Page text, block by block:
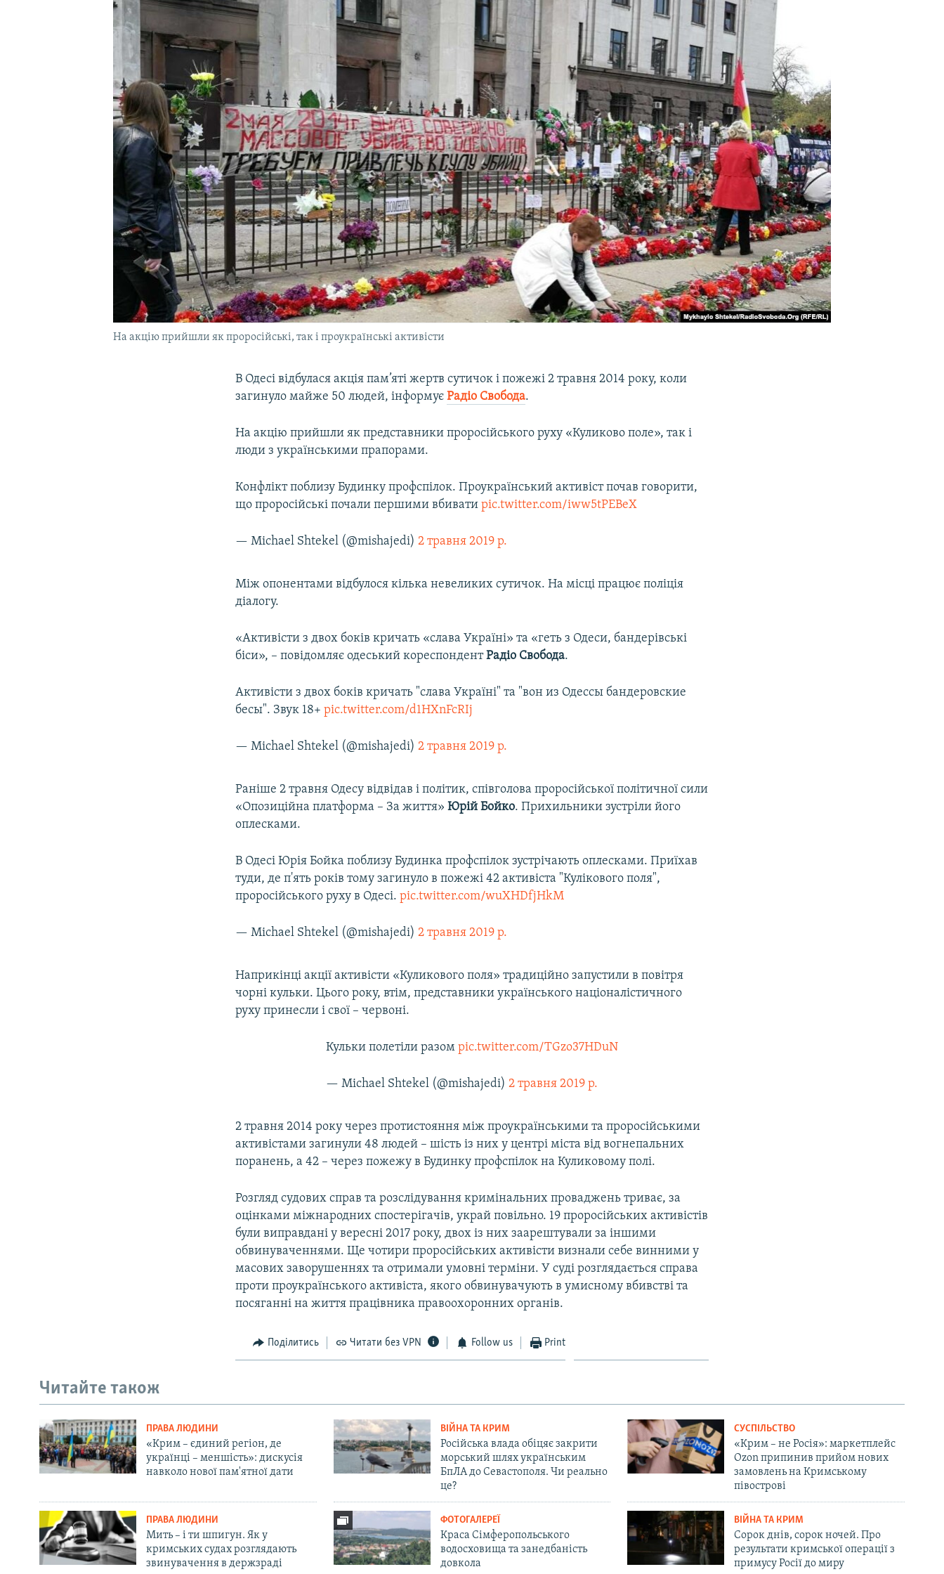
УКРАЇНСЬКА ПРОБЛЕМА КРИМУ
На акцію прийшли як проросійські, так і проукраїнські активісти
В Одесі відбулася акція пам’яті жертв сутичок і пожежі 2 травня 2014 року, коли
загинуло майже 50 людей, інформуєРадіо Свобода.
На акцію прийшли як представники проросійського руху «Куликово поле», так і
люди з українськими прапорами.
Конфлікт поблизу Будинку профспілок. Проукраїнський активіст почав говорити,
що проросійські почали першими вбиватиpic.twitter.com/iww5tPEBeX
— Michael Shtekel (@mishajedi)2 травня 2019 р.
Між опонентами відбулося кілька невеликих сутичок. На місці працює поліція
діалогу.
«Активісти з двох боків кричать «слава Україні» та «геть з Одеси, бандерівські
біси», – повідомляє одеський кореспондентРадіо Свобода.
Активісти з двох боків кричать "слава Україні" та "вон из Одессы бандеровские
бесы". Звук 18+pic.twitter.com/d1HXnFcRIj
— Michael Shtekel (@mishajedi)2 травня 2019 р.
Раніше 2 травня Одесу відвідав і політик, співголова проросійської політичної сили
«Опозиційна платформа – За життя»Юрій Бойко. Прихильники зустріли його
оплесками.
В Одесі Юрія Бойка поблизу Будинка профспілок зустрічають оплесками. Приїхав
туди, де п'ять років тому загинуло в пожежі 42 активіста "Кулікового поля",
проросійського руху в Одесі.pic.twitter.com/wuXHDfjHkM
— Michael Shtekel (@mishajedi)2 травня 2019 р.
Наприкінці акції активісти «Куликового поля» традиційно запустили в повітря
чорні кульки. Цього року, втім, представники українського націоналістичного
руху принесли і свої – червоні.
Кульки полетіли разом pic.twitter.com/TGzo37HDuN
— Michael Shtekel (@mishajedi) 2 травня 2019 р.
2 травня 2014 року через протистояння між проукраїнськими та проросійськими
активістами загинули 48 людей – шість із них у центрі міста від вогнепальних
поранень, а 42 – через пожежу в Будинку профспілок на Куликовому полі.
Розгляд судових справ та розслідування кримінальних проваджень триває, за
оцінками міжнародних спостерігачів, украй повільно. 19 проросійських активістів
були виправдані у вересні 2017 року, двох із них заарештували за іншими
обвинуваченнями. Ще чотири проросійських активісти визнали себе винними у
масових заворушеннях та отримали умовні терміни. У суді розглядається справа
проти проукраїнського активіста, якого обвинувачують в умисному вбивстві та
посяганні на життя працівника правоохоронних органів.
Поділитись Читати без VPN Follow us Print
Читайте також
ПРАВА ЛЮДИНИ
«Крим – єдиний регіон, де
українці – меншість»: дискусія
навколо нової пам'ятної дати
ВІЙНА ТА КРИМ
Російська влада обіцяє закрити
морський шлях українським
БпЛА до Севастополя. Чи реально
це?
СУСПІЛЬСТВО
«Крим – не Росія»: маркетплейс
Ozon припинив прийом нових
замовлень на Кримському
півострові
ПРАВА ЛЮДИНИ
Мить – і ти шпигун. Як у
кримських судах розглядають
звинувачення в держзраді
ФОТОГАЛЕРЕЇ
Краса Сімферопольського
водосховища та занедбаність
довкола
ВІЙНА ТА КРИМ
Сорок днів, сорок ночей. Про
результати кримської операції з
примусу Росії до миру